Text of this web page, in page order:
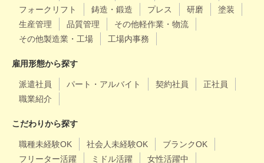
フォークリフト
鋳造・鍛造 プレス 研磨
塗装
生産管理
品質管理
その他軽作業・物流
その他製造業・工場
工場内事務
雇用形態から探す
派遣社員 パート・アルバイト 契約社員
正社員
職業紹介
こだわりから探す
職種未経験OK 社会人未経験OK
ブランクOK
フリーター活躍
ミドル活躍
女性活躍中